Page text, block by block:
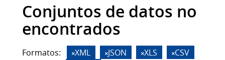
Conjuntos de datos no
encontrados
Formatos: XML JSON XLS
CSV